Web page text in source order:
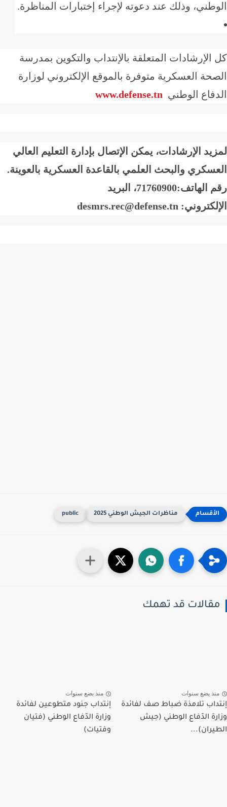
وذلك عند دعوته لإجراء إختبارات المناظرة.
الإرشادات المتعلقة بالإنتداب والتكوين بمدرسة
العسكرية متوفرة بالموقع الإلكتروني لوزارة
الوطنيwww.
defense.tn
الإرشادات، يمكن الإتصال بإدارة التعليم العالي
والبحث العلمي بالقاعدة العسكرية بالعوينة.
الهاتف:
71760900، البريد
desmrs.rec@defense.tn
مناظرات الجيش الوطني 2025 public
قد تهمك
بضع سنوات
تلامذة ضباط صف لفائدة
الدّفاع الوطني (جيش
منذ بضع سنوات
إنتداب جنود متطوعين لفائدة
وزارة الدّفاع الوطني (فتيان
وفتيات)